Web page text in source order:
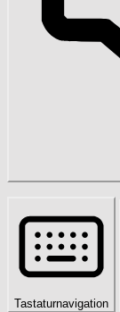
Tastaturnavigation